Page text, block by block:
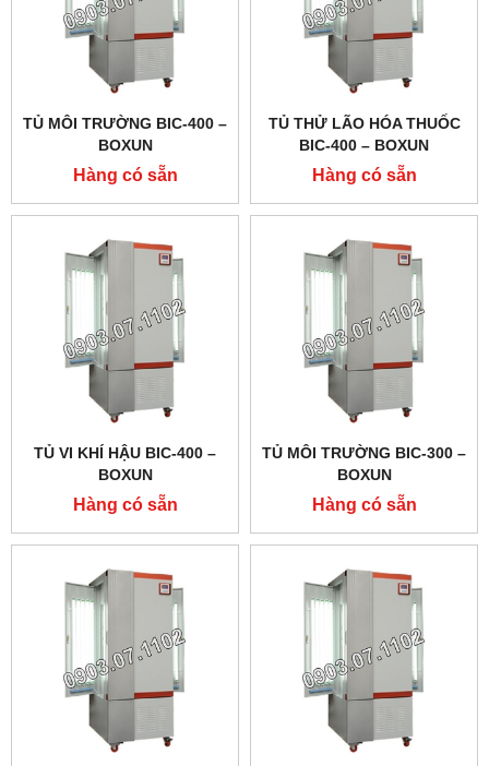
TỦ MÔI TRƯỜNG BIC-400 –
BOXUN
Hàng có sẵn
TỦ THỬ LÃO HÓA THUỐC
BIC-400 – BOXUN
Hàng có sẵn
TỦ VI KHÍ HẬU BIC-400 –
BOXUN
Hàng có sẵn
TỦ MÔI TRƯỜNG BIC-300 –
BOXUN
Hàng có sẵn